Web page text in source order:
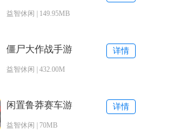
益智休闲 | 149.95MB
僵尸大作战手游
益智休闲 | 432.00M
详情
闲置鲁莽赛车游
益智休闲 | 70MB
详情